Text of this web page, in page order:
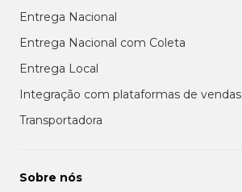
Entrega Nacional
Entrega Nacional com Coleta
Entrega Local
Integração com plataformas de vendas
Transportadora
Sobre nós